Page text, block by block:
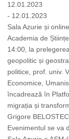
12.01.2023
- 12.01.2023
Sala Azurie și online
Academia de
14:00, la
geopolitic și
politice, prof. univ.
Economice,
încadrează în
migrația și
Grigore
Evenimentul se va